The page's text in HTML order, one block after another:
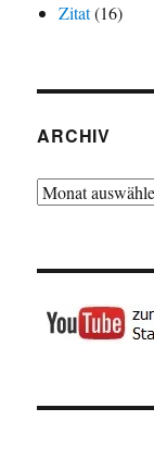
Zitat(16)
ARCHIV
Archiv